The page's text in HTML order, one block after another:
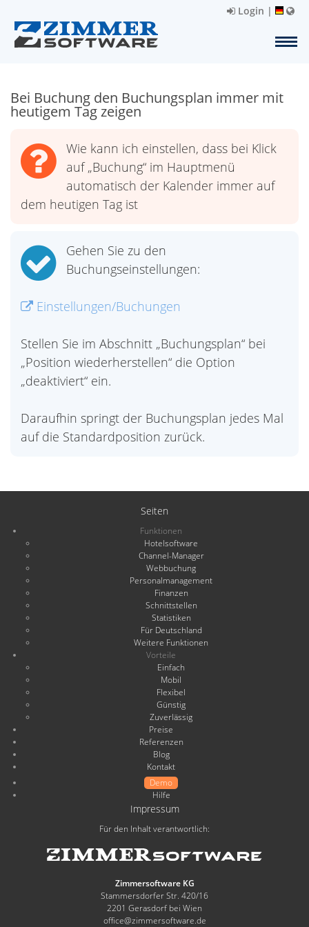
Login |
Bei Buchung den Buchungsplan immer mit
heutigem Tag zeigen
Wie kann ich einstellen, dass bei Klick
auf „Buchung“ im Hauptmenü
automatisch der Kalender immer auf
dem heutigen Tag ist
Gehen Sie zu den
Buchungseinstellungen:
Einstellungen/Buchungen
Stellen Sie im Abschnitt „Buchungsplan“ bei
„Position wiederherstellen“ die Option
„deaktiviert“ ein.
Daraufhin springt der Buchungsplan jedes Mal
auf die Standardposition zurück.
Seiten
Funktionen
Hotelsoftware
Channel-Manager
Webbuchung
Personalmanagement
Finanzen
Schnittstellen
Statistiken
Für Deutschland
Weitere Funktionen
Vorteile
Einfach
Mobil
Flexibel
Günstig
Zuverlässig
Preise
Referenzen
Blog
Kontakt
Demo
Hilfe
Impressum
Für den Inhalt verantwortlich:
Zimmersoftware KG
Stammersdorfer Str. 420/16
2201 Gerasdorf bei Wien
office@zimmersoftware.de